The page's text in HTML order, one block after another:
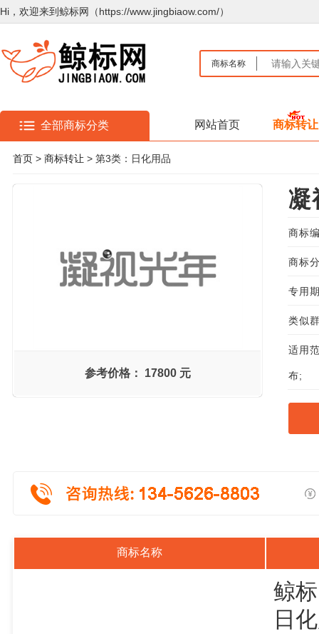
Hi，欢迎来到鲸标网（https://www.jingbiaow.com/）
商标名称
全部商标分类 网站首页 商标转让
首页 > 商标转让 > 第3类：日化用品
参考价格： 17800 元
凝
商标
商标
专用
类似
适用
布;
商标名称
鲸
日